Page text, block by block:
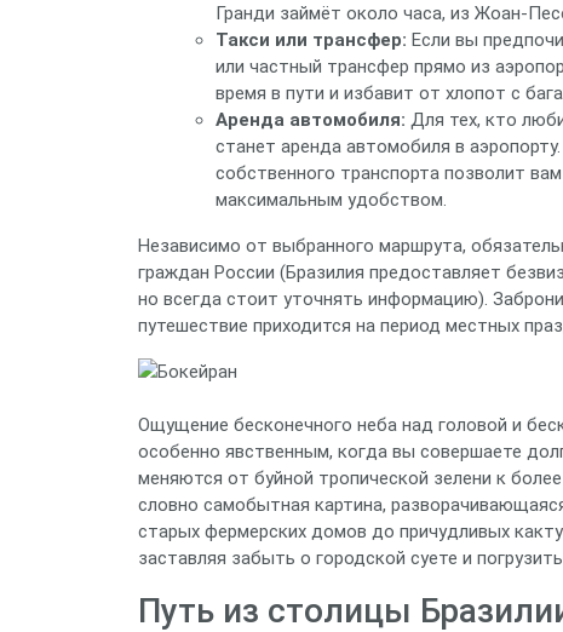
Гранди займёт около часа, из Жоан-
Такси или трансфер: Если вы
или частный трансфер прямо из
время в пути и избавит от хлопот с
Аренда автомобиля: Для тех, кто
станет аренда автомобиля в
собственного транспорта позволит
максимальным удобством.
Независимо от выбранного маршрута,
граждан России (Бразилия предоставляет
но всегда стоит уточнять информацию).
путешествие приходится на период местных
Ощущение бесконечного неба над головой и
особенно явственным, когда вы совершаете
меняются от буйной тропической зелени к
словно самобытная картина,
старых фермерских домов до причудливых
заставляя забыть о городской суете и
Путь из столицы